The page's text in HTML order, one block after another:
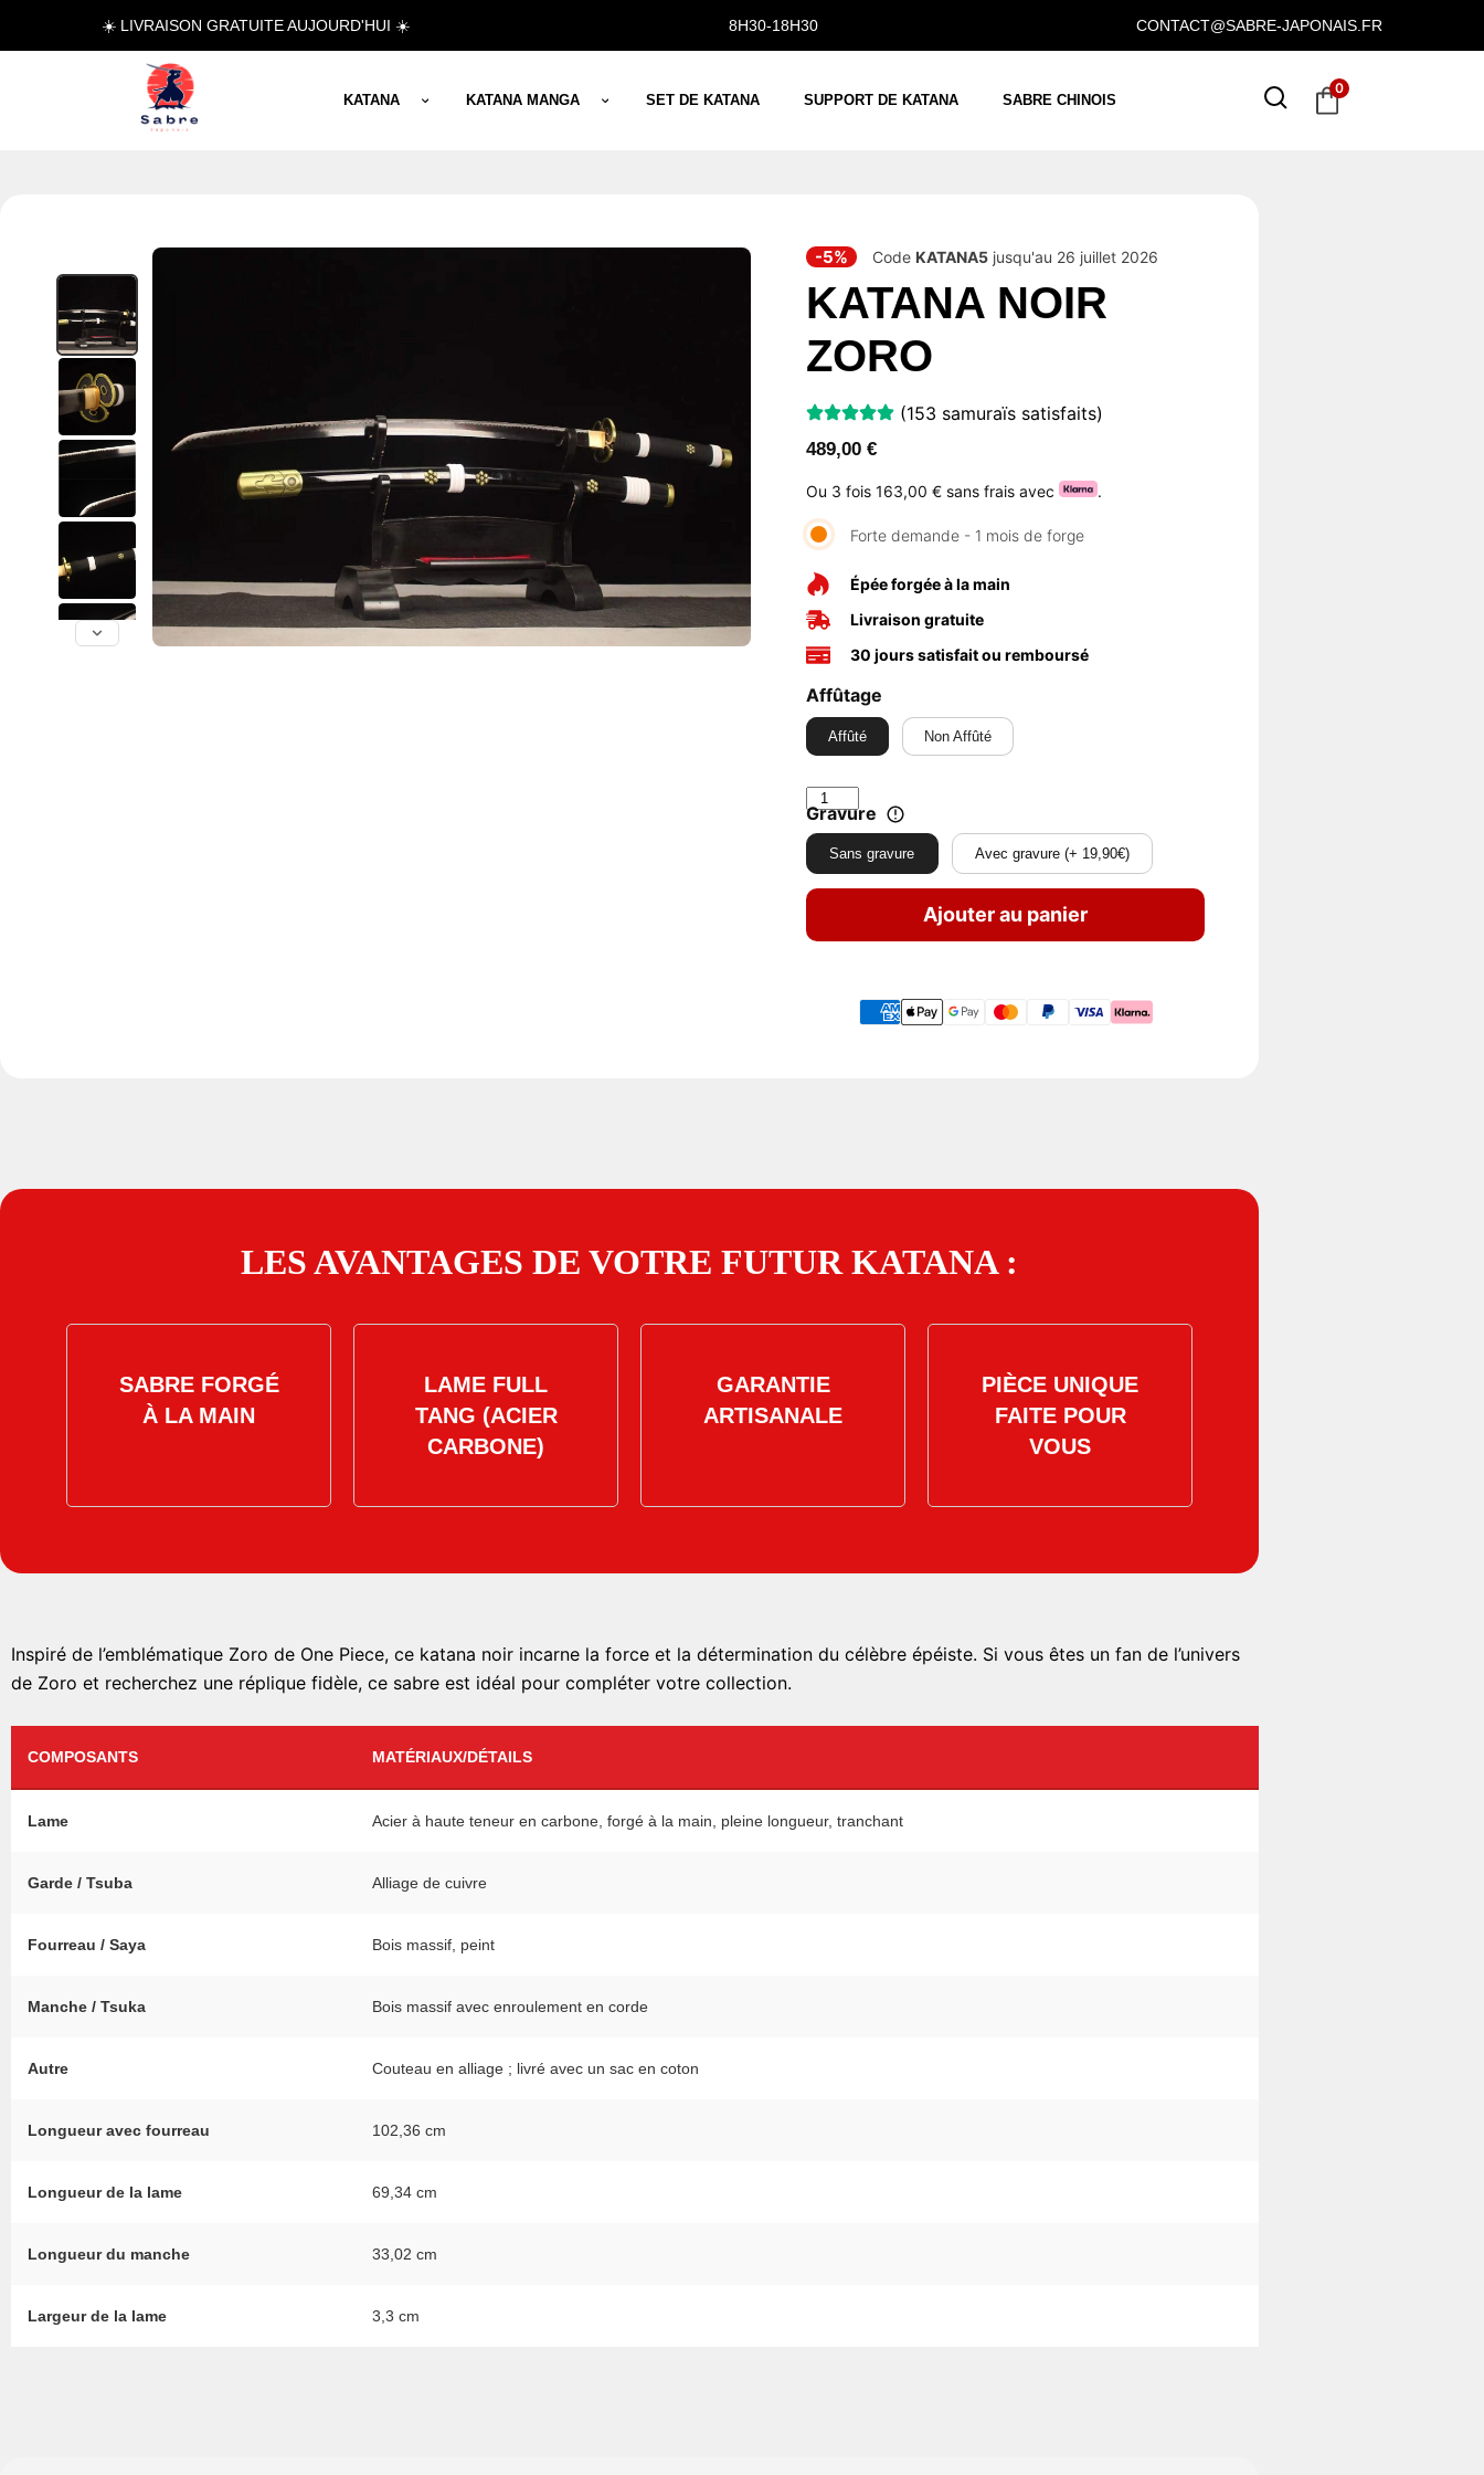
☀️ LIVRAISON GRATUITE AUJOURD'HUI ☀️ 8H30-18H30 CONTACT@SABRE-JAPONAIS.FR
KATANA KATANA MANGA SET DE KATANA SUPPORT DE KATANA SABRE CHINOIS
0
-5% Code KATANA5jusqu'au 26 juillet 2026
KATANA NOIR
ZORO
(153 samuraïs satisfaits)
489,00 €
Ou 3 fois 163,00 € sans frais avec .
Forte demande - 1 mois de forge
Épée forgée à la main
Livraison gratuite
30 jours satisfait ou remboursé
Affûtage
Affûté Non Affûté
Gravure
Sans gravure Avec gravure (+ 19,90€)
Ajouter au panier
LES AVANTAGES DE VOTRE FUTUR KATANA :
SABRE FORGÉ
À LA MAIN
LAME FULL
TANG (ACIER
CARBONE)
GARANTIE
ARTISANALE
PIÈCE UNIQUE
FAITE POUR
VOUS
Inspiré de l’emblématique Zoro de One Piece, ce katana noir incarne la force et la détermination du célèbre épéiste. Si vous êtes un fan de l’univers
de Zoro et recherchez une réplique fidèle, ce sabre est idéal pour compléter votre collection.
COMPOSANTS MATÉRIAUX/DÉTAILS
Lame Acier à haute teneur en carbone, forgé à la main, pleine longueur, tranchant
Garde / Tsuba Alliage de cuivre
Fourreau / Saya Bois massif, peint
Manche / Tsuka Bois massif avec enroulement en corde
Autre Couteau en alliage ; livré avec un sac en coton
Longueur avec fourreau 102,36 cm
Longueur de la lame 69,34 cm
Longueur du manche 33,02 cm
Largeur de la lame 3,3 cm